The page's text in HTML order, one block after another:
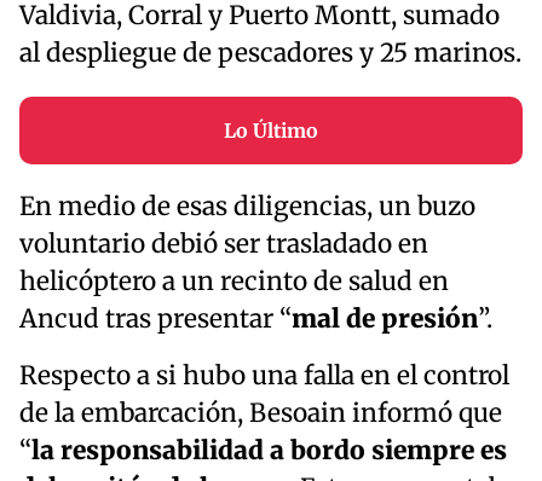
Valdivia, Corral y Puerto Montt, sumado
al despliegue de pescadores y 25 marinos.
Lo Último
En medio de esas diligencias, un buzo
voluntario debió ser trasladado en
helicóptero a un recinto de salud en
Ancud tras presentar “mal de presión”.
Respecto a si hubo una falla en el control
de la embarcación, Besoain informó que
“la responsabilidad a bordo siempre es